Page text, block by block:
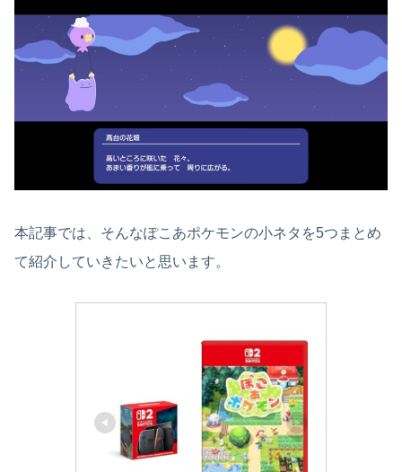
本記事では、そんなぽこあポケモンの小ネタを5つまとめ
て紹介していきたいと思います。